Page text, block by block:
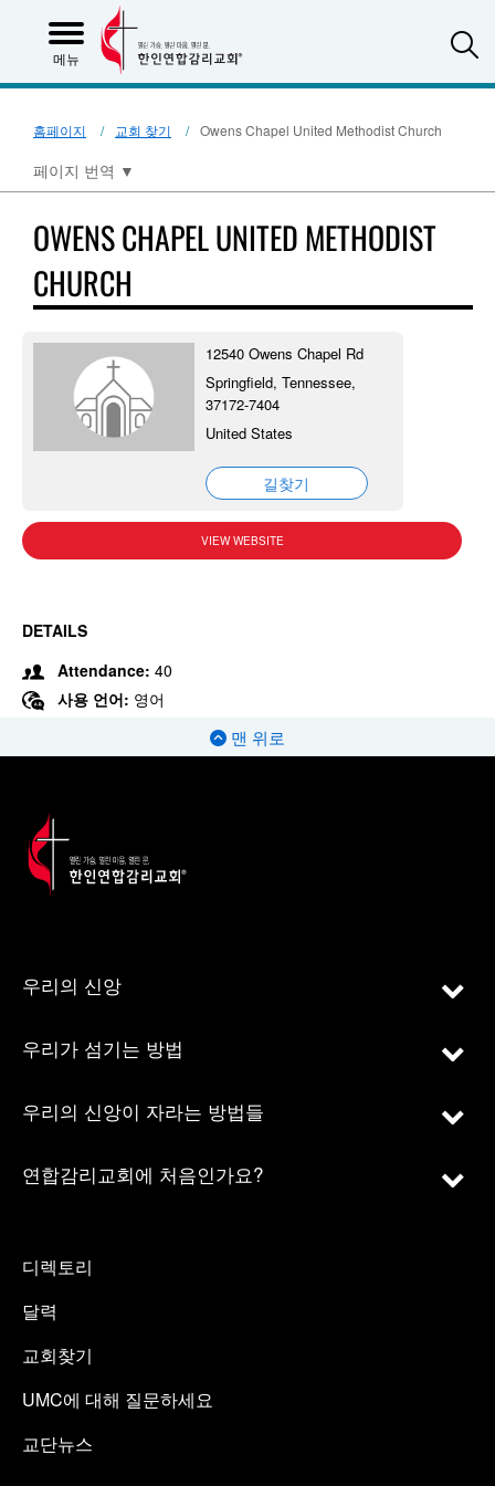
메뉴
홈페이지 교회 찾기 Owens Chapel United Methodist Church
페이지 번역 ▼
OWENS CHAPEL UNITED METHODIST
CHURCH
12540 Owens Chapel Rd
Springfield, Tennessee,
37172-7404
United States
길찾기
VIEW WEBSITE
DETAILS
Attendance: 40
사용 언어: 영어
맨 위로
우리의 신앙
우리가 섬기는 방법
우리의 신앙이 자라는 방법들
연합감리교회에 처음인가요?
디렉토리
달력
교회찾기
UMC에 대해 질문하세요
교단뉴스